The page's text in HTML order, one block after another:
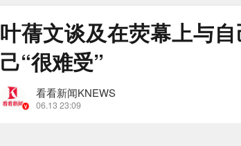
叶蒨文谈及在荧幕上与
己“很难受”
看看新闻KNEWS
06.13 23:09